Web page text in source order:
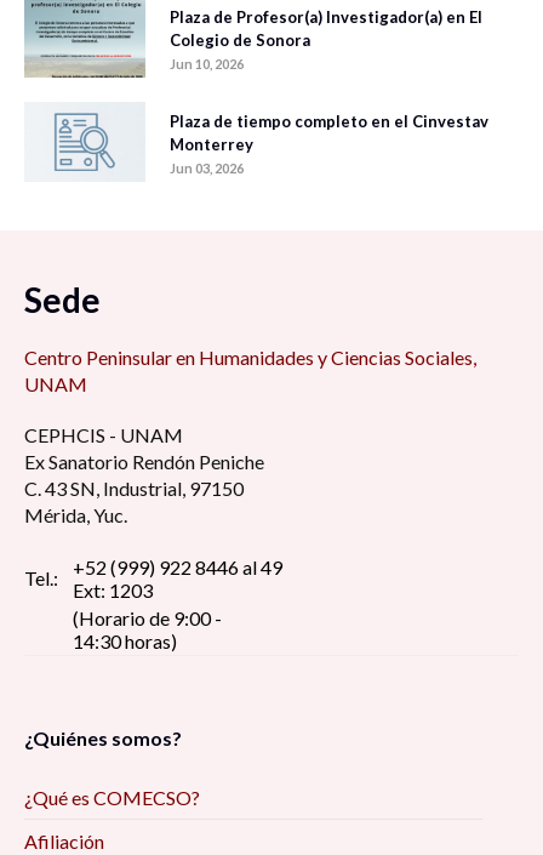
Plaza de Profesor(a) Investigador(a) en El
Colegio de Sonora
Jun 10, 2026
Plaza de tiempo completo en el Cinvestav
Monterrey
Jun 03, 2026
Sede
Centro Peninsular en Humanidades y Ciencias Sociales,
UNAM
CEPHCIS - UNAM
Ex Sanatorio Rendón Peniche
C. 43 SN, Industrial, 97150
Mérida, Yuc.
Tel.:
+52 (999) 922 8446 al 49
Ext: 1203
(Horario de 9:00 -
14:30 horas)
¿Quiénes somos?
¿Qué es COMECSO?
Afiliación